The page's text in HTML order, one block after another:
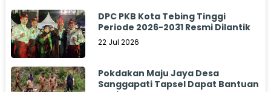
DPC PKB Kota Tebing Tinggi
Periode 2026-2031 Resmi Dilantik
22 Jul 2026
Pokdakan Maju Jaya Desa
Sanggapati Tapsel Dapat Bantuan